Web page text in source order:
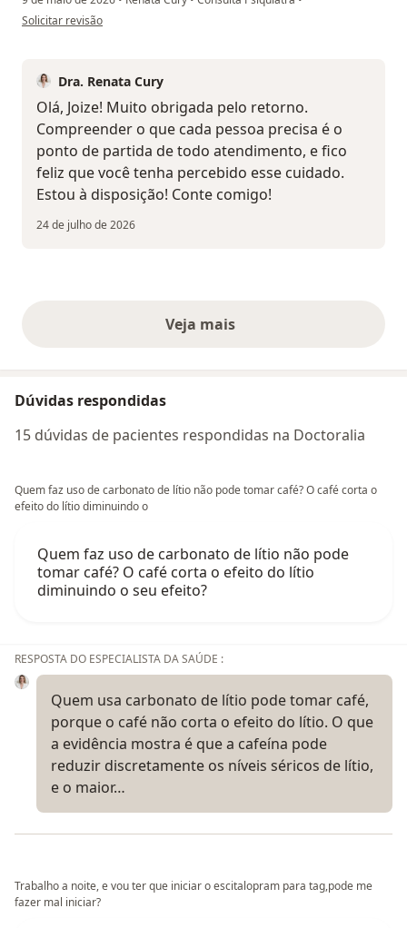
na opinião do utilizador Joize
Solicitar revisão
Dra. Renata Cury
Olá, Joize! Muito obrigada pelo retorno.
Compreender o que cada pessoa precisa é o
ponto de partida de todo atendimento, e fico
feliz que você tenha percebido esse cuidado.
Estou à disposição! Conte comigo!
24 de julho de 2026
Veja maisopiniões acima
Dúvidas respondidas
15 dúvidas de pacientes respondidas na Doctoralia
Quem faz uso de carbonato de lítio não pode tomar café? O café corta o
efeito do lítio diminuindo o
Quem faz uso de carbonato de lítio não pode
tomar café? O café corta o efeito do lítio
diminuindo o seu efeito?
RESPOSTA DO ESPECIALISTA DA SAÚDE :
Quem usa carbonato de lítio pode tomar café,
porque o café não corta o efeito do lítio. O que
a evidência mostra é que a cafeína pode
reduzir discretamente os níveis séricos de lítio,
e o maior…
Trabalho a noite, e vou ter que iniciar o escitalopram para tag,pode me
fazer mal iniciar?